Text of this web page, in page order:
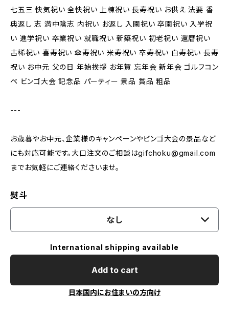
七五三 快気祝い 全快祝い 上棟祝い 長寿祝い お供え 法要 香
典返し 志 満中陰志 内祝い お返し 入園祝い 卒園祝い 入学祝
い 進学祝い 卒業祝い 就職祝い 新築祝い 初老祝い 還暦祝い
古稀祝い 喜寿祝い 傘寿祝い 米寿祝い 卒寿祝い 白寿祝い 長寿
祝い お中元 父の日 年始挨拶 お年賀 忘年会 新年会 ゴルフコン
ペ ビンゴ大会 記念品 パーティー 景品 賞品 粗品
---
お歳暮やお中元、企業様のキャンペーンやビンゴ大会の景品など
にも対応可能です。大口注文のご相談はgifchoku@gmail.com
までお気軽にご連絡くださいませ。
熨斗
なし
International shipping available
Add to cart
日本国内にお住まいの方向け